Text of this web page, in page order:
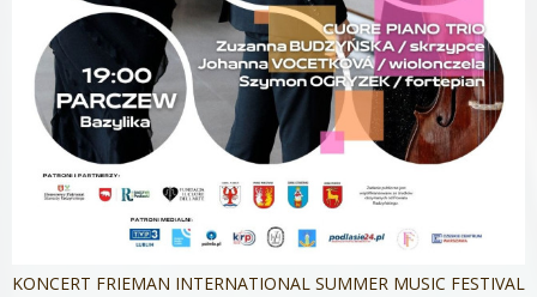
KONCERT FRIEMAN INTERNATIONAL SUMMER MUSIC FESTIVAL